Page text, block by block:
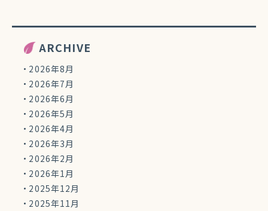
ARCHIVE
2026年8月
2026年7月
2026年6月
2026年5月
2026年4月
2026年3月
2026年2月
2026年1月
2025年12月
2025年11月